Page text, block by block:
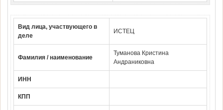
Вид лица, участвующего в
деле
ИСТЕЦ
Фамилия / наименование
Туманова Кристина
Андраниковна
ИНН
КПП